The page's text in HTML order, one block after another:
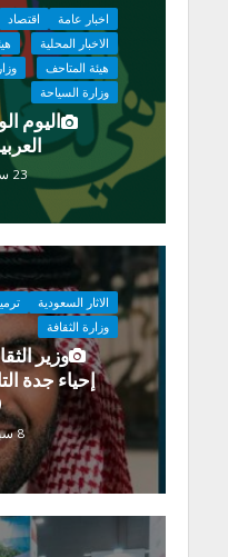
اخبار عامة اقتصاد
الاخبار المحلية
هيئة المتاحف
وزارة السياحة
23 سبتمبر, 2021
الاثار السعودية
وزارة الثقافة
وزير
إحياء جدة
8 سبتمبر, 2021